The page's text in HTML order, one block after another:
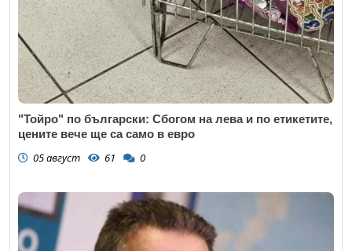
"Тойро" по български: Сбогом на лева и по етикетите,
цените вече ще са само в евро
05 август 61 0